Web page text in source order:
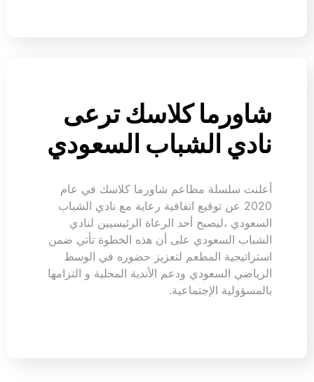
شاورما كلاسك ترعى
نادي الشباب السعودي
أعلنت سلسلة مطاعم شاورما كلاسك في عام
2020 عن توقيع اتفاقية رعاية مع نادي الشباب
السعودي ،ليصبح أحد الرعاة الرئيسيين لنادي
الشباب السعودي على أن هذه الخطوة تأتي ضمن
استراتيجية المطعم لتعزيز حضوره في الوسط
الرياضي السعودي ودعم الأندية المحلية و التزامها
بالمسؤولية الإجتماعية.